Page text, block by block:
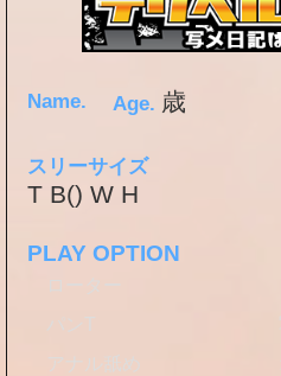
Name. Age. 歳
スリーサイズ
T B() W H
PLAY OPTION